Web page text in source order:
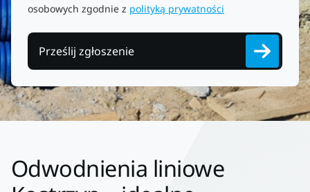
osobowych zgodnie z polityką prywatności
Prześlij zgłoszenie
Odwodnienia liniowe